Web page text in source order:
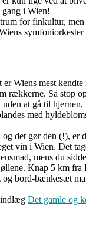
i Wien!
for finkultur,
er Wiens mest
rækkerne. Så stop
at gå til
med
det gør den (!), er
vin i Wien. Det
mens du
Knap 5 km fra
bord-bænkesæt
indlæg Det gamle og